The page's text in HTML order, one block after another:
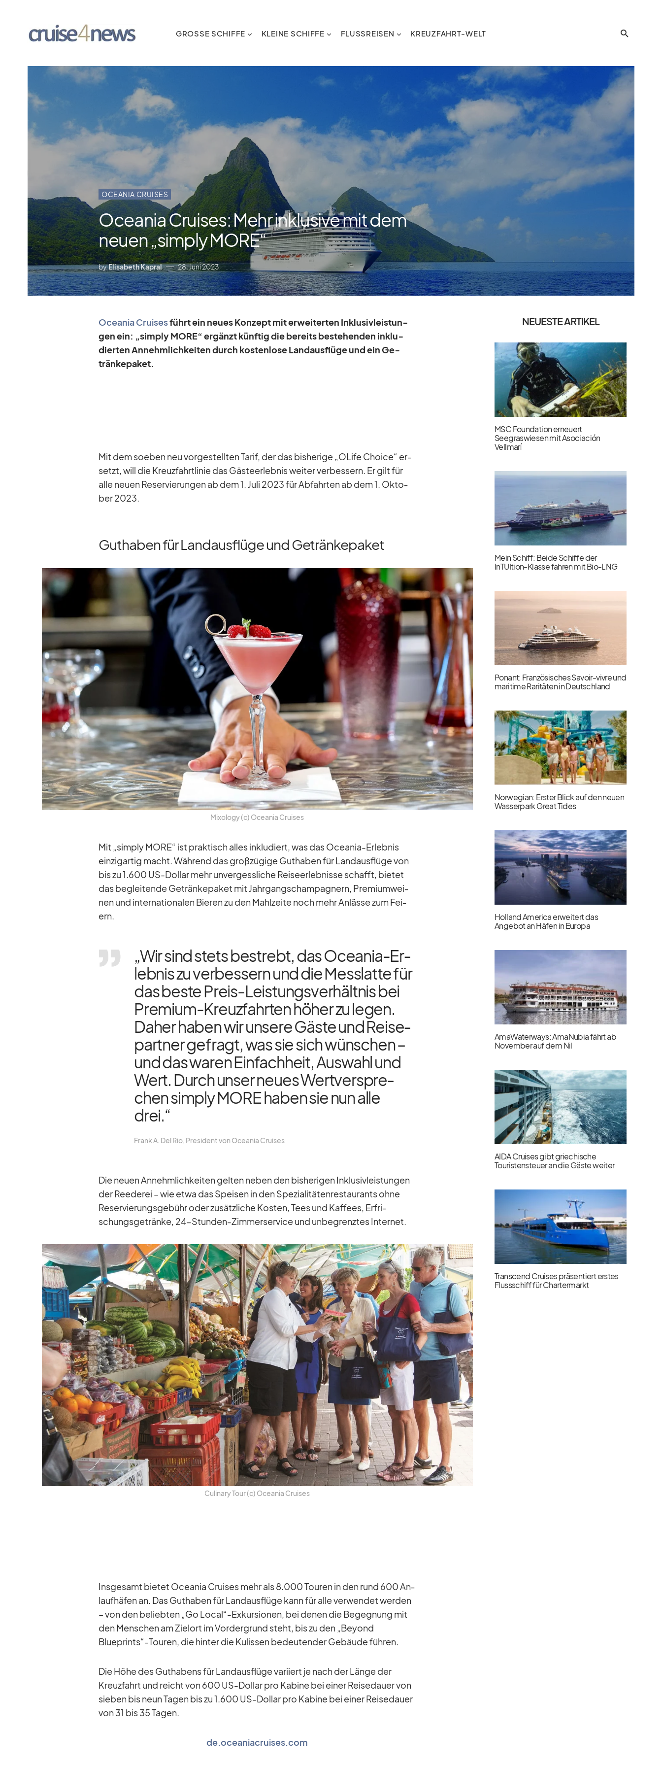
GROSSE SCHIFFE KLEINE SCHIFFE FLUSSREISEN KREUZFAHRT-WELT
OCEANIA CRUISES
Oceania Cruises: Mehr inklusive mit dem
neuen „simply MORE“
byElisabeth Kapral 28. Juni 2023
Ocea­nia Crui­sesführt ein neues Kon­zept mit er­wei­ter­ten In­klu­siv­leis­tun­
gen ein: „sim­ply MORE“ er­gänzt künf­tig die be­reits be­stehen­den in­klu­
dier­ten An­nehm­lich­kei­ten durch kos­ten­lose Land­aus­flüge und ein Ge­
trän­ke­pa­ket.
Mit dem so­eben neu vor­ge­stell­ten Ta­rif, der das bis­he­rige „OLife Choice“ er­
setzt, will die Kreuz­fahrt­li­nie das Gäs­te­er­leb­nis wei­ter ver­bes­sern. Er gilt für
alle neuen Re­ser­vie­run­gen ab dem 1. Juli 2023 für Ab­fahr­ten ab dem 1. Ok­to­
ber 2023.
Guthaben für Landausflüge und Getränkepaket
Mixology (c) Ocea­nia Crui­ses
Mit „sim­ply MORE“ ist prak­tisch al­les in­klu­diert, was das Ocea­nia-Er­leb­nis
ein­zig­ar­tig macht. Wäh­rend das groß­zü­gige Gut­ha­ben für Land­aus­flüge von
bis zu 1.600 US-Dol­lar mehr un­ver­gess­li­che Rei­se­er­leb­nisse schafft, bie­tet
das be­glei­tende Ge­trän­ke­pa­ket mit Jahr­gangs­cham­pa­gnern, Pre­mi­um­wei­
nen und in­ter­na­tio­na­len Bie­ren zu den Mahl­zeite noch mehr An­lässe zum Fei­
ern.
„Wir sind stets be­strebt, das Ocea­nia-Er­
leb­nis zu ver­bes­sern und die Mess­latte für
das beste Preis-Leis­tungs­ver­hält­nis bei
Pre­mium-Kreuz­fahr­ten hö­her zu le­gen.
Da­her ha­ben wir un­sere Gäste und Rei­se­
part­ner ge­fragt, was sie sich wün­schen –
und das wa­ren Ein­fach­heit, Aus­wahl und
Wert. Durch un­ser neues Wert­ver­spre­
chen sim­ply MORE ha­ben sie nun alle
drei.“
Frank A. Del Rio, Pre­si­dent von Ocea­nia Crui­ses
Die neuen An­nehm­lich­kei­ten gel­ten ne­ben den bis­he­ri­gen In­klu­siv­leis­tun­gen
der Ree­de­rei – wie etwa das Spei­sen in den Spe­zia­li­tä­ten­re­stau­rants ohne
Re­ser­vie­rungs­ge­bühr oder zu­sätz­li­che Kos­ten, Tees und Kaf­fees, Er­fri­
schungs­ge­tränke, 24-Stun­den-Zim­mer­ser­vice und un­be­grenz­tes In­ter­net.
Cu­linary Tour (c) Ocea­nia Crui­ses
Ins­ge­samt bie­tet Ocea­nia Crui­ses mehr als 8.000 Tou­ren in den rund 600 An­
lauf­hä­fen an. Das Gut­ha­ben für Land­aus­flüge kann für alle ver­wen­det wer­den
– von den be­lieb­ten „Go Local“-Exkursionen, bei de­nen die Be­geg­nung mit
den Men­schen am Ziel­ort im Vor­der­grund steht, bis zu den „Bey­ond
Blueprints“-Touren, die hin­ter die Ku­lis­sen be­deu­ten­der Ge­bäude füh­ren.
Die Höhe des Gut­ha­bens für Land­aus­flüge va­ri­iert je nach der Länge der
Kreuz­fahrt und reicht von 600 US-Dol­lar pro Ka­bine bei ei­ner Rei­se­dauer von
sie­ben bis neun Ta­gen bis zu 1.600 US-Dol­lar pro Ka­bine bei ei­ner Rei­se­dauer
von 31 bis 35 Ta­gen.
de.oceaniacruises.com
NEUESTE ARTIKEL
MSC Foundation erneuert
Seegraswiesen mit Asociación
Vellmarí
Mein Schiff: Beide Schiffe der
InTUItion-Klasse fahren mit Bio-LNG
Ponant: Französisches Savoir-vivre und
maritime Raritäten in Deutschland
Norwegian: Erster Blick auf den neuen
Wasserpark Great Tides
Holland America erweitert das
Angebot an Häfen in Europa
AmaWaterways: AmaNubia fährt ab
November auf dem Nil
AIDA Cruises gibt griechische
Touristensteuer an die Gäste weiter
Transcend Cruises präsentiert erstes
Flussschiff für Chartermarkt